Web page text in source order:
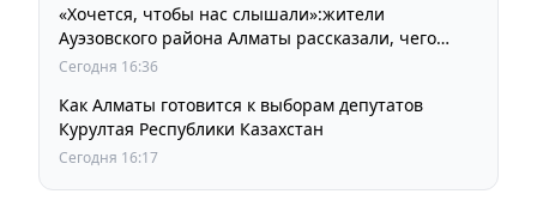
«Хочется, чтобы нас слышали»:жители
Ауэзовского района Алматы рассказали, чего
ждут от выборов депутатов Курултая
Сегодня 16:36
Как Алматы готовится к выборам депутатов
Курултая Республики Казахстан
Сегодня 16:17